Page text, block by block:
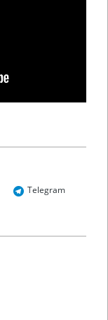
Telegram